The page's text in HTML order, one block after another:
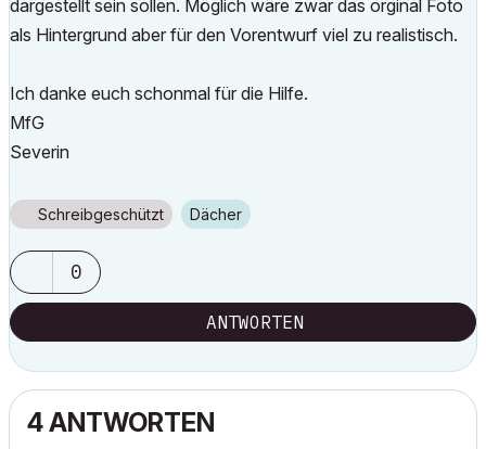
dargestellt sein sollen. Möglich wäre zwar das orginal Foto
als Hintergrund aber für den Vorentwurf viel zu realistisch.
Ich danke euch schonmal für die Hilfe.
MfG
Severin
Schreibgeschützt Dächer
0
ANTWORTEN
4 ANTWORTEN